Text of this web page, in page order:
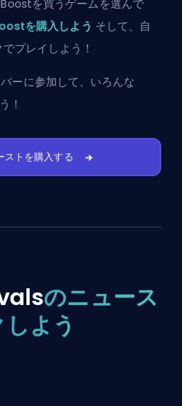
を買うゲームを選んで
を購入しよう そして、自
プレイしよう！
ーに参加して、いろんな
！
ストを購入する
のニュース
よう